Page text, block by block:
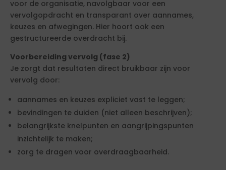
voor de organisatie, navolgbaar voor een
vervolgopdracht en transparant over aannames,
keuzes en afwegingen. Hier hoort ook een
gestructureerde overdracht bij.
Voorbereiding vervolg (fase 2)
Je zorgt dat resultaten direct bruikbaar zijn voor
vervolg door:
aannames en keuzes expliciet vast te leggen;
bevindingen te duiden (niet alleen beschrijven);
belangrijkste knelpunten en aangrijpingspunten
inzichtelijk te maken;
zorg te dragen voor overdraagbaarheid.